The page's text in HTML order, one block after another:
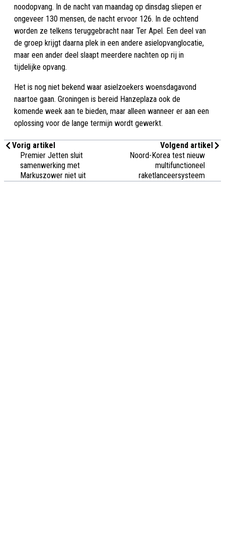
noodopvang. In de nacht van maandag op dinsdag sliepen er
ongeveer 130 mensen, de nacht ervoor 126. In de ochtend
worden ze telkens teruggebracht naar Ter Apel. Een deel van
de groep krijgt daarna plek in een andere asielopvanglocatie,
maar een ander deel slaapt meerdere nachten op rij in
tijdelijke opvang.
Het is nog niet bekend waar asielzoekers woensdagavond
naartoe gaan. Groningen is bereid Hanzeplaza ook de
komende week aan te bieden, maar alleen wanneer er aan een
oplossing voor de lange termijn wordt gewerkt.
Vorig artikel
Premier Jetten sluit
samenwerking met
Markuszower niet uit
Volgend artikel
Noord-Korea test nieuw
multifunctioneel
raketlanceersysteem